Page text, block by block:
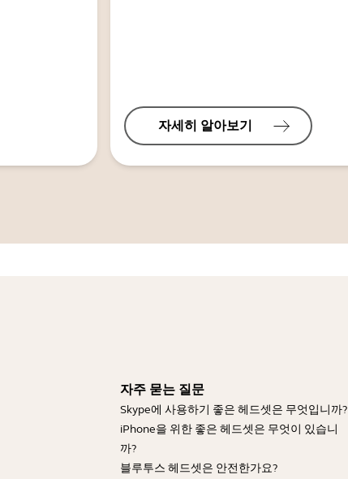
자세히 알아보기
자주 묻는 질문
Skype에 사용하기 좋은 헤드셋은 무엇입니까?
iPhone을 위한 좋은 헤드셋은 무엇이 있습니
까?
블루투스 헤드셋은 안전한가요?